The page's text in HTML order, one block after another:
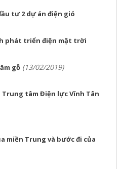
tư 2 dự án điện gió
phát triển điện mặt trời
gỗ (13/02/2019)
tâm Điện lực Vĩnh Tân
miền Trung và bước đi của